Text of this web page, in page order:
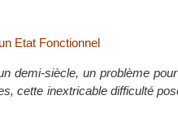
Etat Fonctionnel
demi-siècle, un problème
cette inextricable difficulté